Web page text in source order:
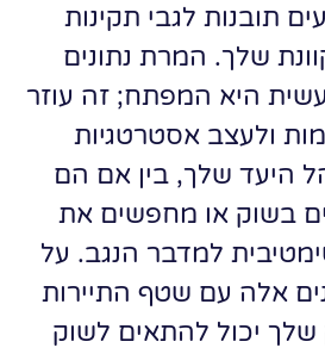
תובנות לגבי תקינות
שלך. המרת נתונים
היא המפתח; זה עוזר
ולעצב אסטרטגיות
היעד שלך, בין אם הם
בשוק או מחפשים את
למדבר הנגב. על
אלה עם שטף התיירות
שלך יכול להתאים לשוק